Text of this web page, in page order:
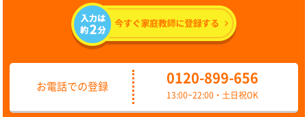
お電話での登録
0120-899-656
13:00~22:00・土日祝OK